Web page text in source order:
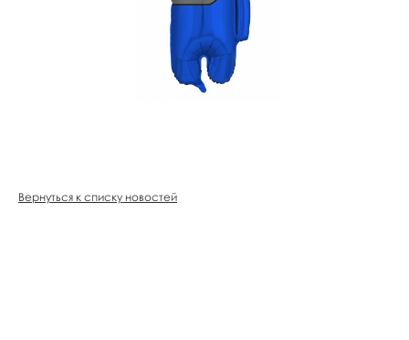
Вернуться к списку новостей